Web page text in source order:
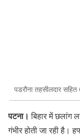
पडरौना तहसीलदार
पटना। बिहार में छलांग
गंभीर होती जा रही है।